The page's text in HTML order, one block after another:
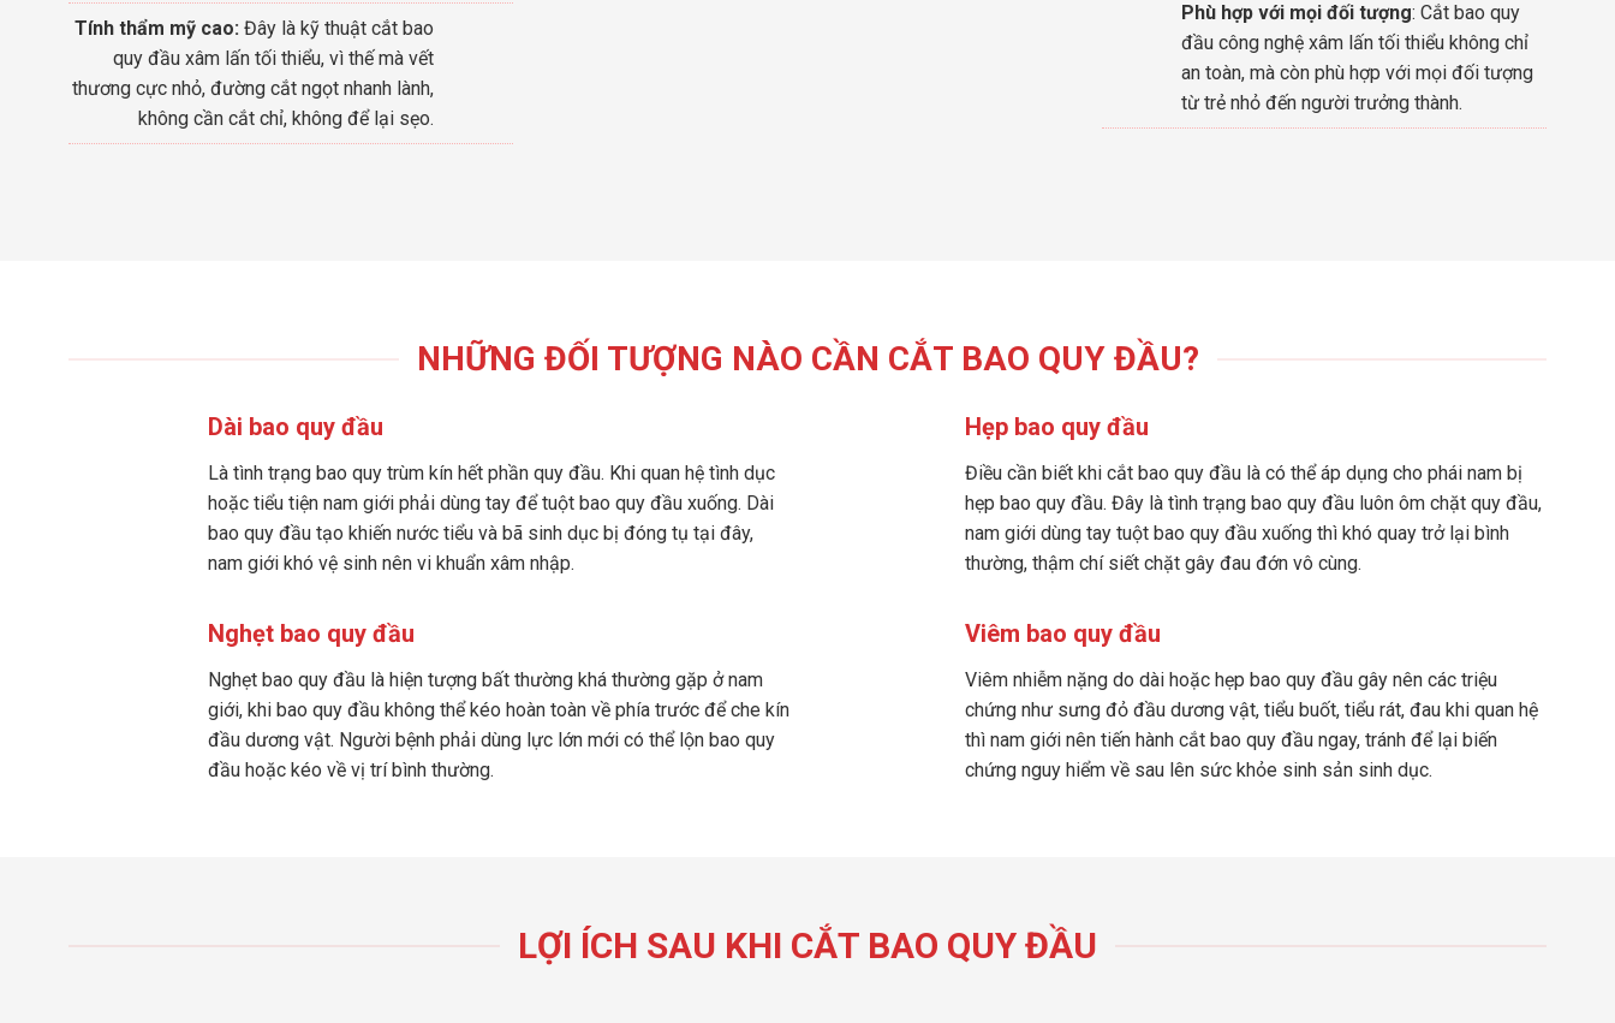
Tính thẩm mỹ cao: Đây là kỹ thuật cắt bao
quy đầu xâm lấn tối thiểu, vì thế mà vết
thương cực nhỏ, đường cắt ngọt nhanh lành,
không cần cắt chỉ, không để lại sẹo.
Phù hợp với mọi đối tượng: Cắt bao quy
đầu công nghệ xâm lấn tối thiểu không chỉ
an toàn, mà còn phù hợp với mọi đối tượng
từ trẻ nhỏ đến người trưởng thành.
NHỮNG ĐỐI TƯỢNG NÀO CẦN CẮT BAO QUY ĐẦU?
Dài bao quy đầu
Là tình trạng bao quy trùm kín hết phần quy đầu. Khi quan hệ tình dục
hoặc tiểu tiện nam giới phải dùng tay để tuột bao quy đầu xuống. Dài
bao quy đầu tạo khiến nước tiểu và bã sinh dục bị đóng tụ tại đây,
nam giới khó vệ sinh nên vi khuẩn xâm nhập.
Hẹp bao quy đầu
Điều cần biết khi cắt bao quy đầu là có thể áp dụng cho phái nam bị
hẹp bao quy đầu. Đây là tình trạng bao quy đầu luôn ôm chặt quy đầu,
nam giới dùng tay tuột bao quy đầu xuống thì khó quay trở lại bình
thường, thậm chí siết chặt gây đau đớn vô cùng.
Nghẹt bao quy đầu
Nghẹt bao quy đầu là hiện tượng bất thường khá thường gặp ở nam
giới, khi bao quy đầu không thể kéo hoàn toàn về phía trước để che kín
đầu dương vật. Người bệnh phải dùng lực lớn mới có thể lộn bao quy
đầu hoặc kéo về vị trí bình thường.
Viêm bao quy đầu
Viêm nhiễm nặng do dài hoặc hẹp bao quy đầu gây nên các triệu
chứng như sưng đỏ đầu dương vật, tiểu buốt, tiểu rát, đau khi quan hệ
thì nam giới nên tiến hành cắt bao quy đầu ngay, tránh để lại biến
chứng nguy hiểm về sau lên sức khỏe sinh sản sinh dục.
LỢI ÍCH SAU KHI CẮT BAO QUY ĐẦU